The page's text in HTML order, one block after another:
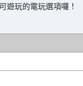
遊玩的電玩選項囉！